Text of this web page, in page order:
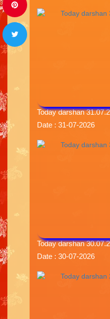
Today darshan
Date : 31-07-2026
Today darshan
Date : 30-07-2026